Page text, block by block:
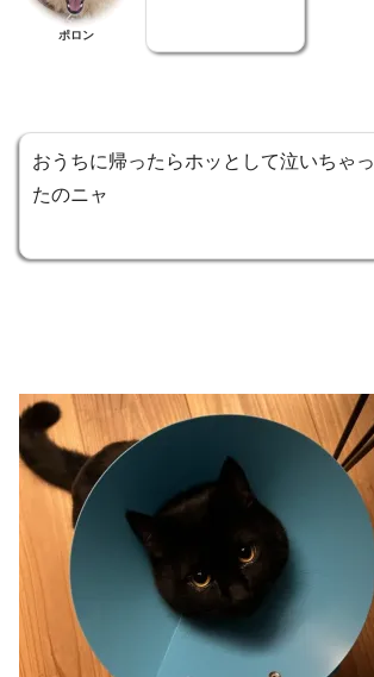
ポロン
おうちに帰ったらホッとして泣いちゃっ
たのニャ